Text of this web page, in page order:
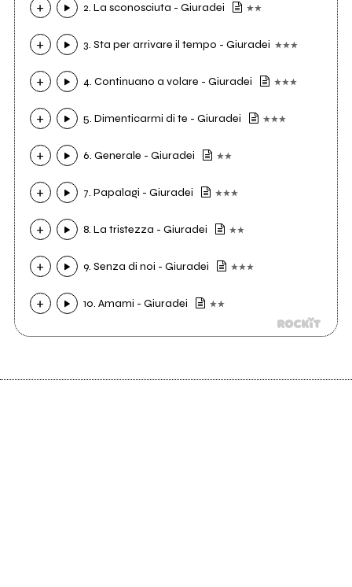
2. La sconosciuta - Giuradei
3. Sta per arrivare il tempo - Giuradei
4. Continuano a volare - Giuradei
5. Dimenticarmi di te - Giuradei
6. Generale - Giuradei
7. Papalagi - Giuradei
8. La tristezza - Giuradei
9. Senza di noi - Giuradei
10. Amami - Giuradei